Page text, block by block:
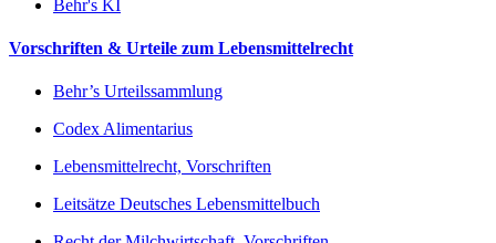
Behr's KI
Vorschriften & Urteile zum Lebensmittelrecht
Behr’s Urteilssammlung
Codex Alimentarius
Lebensmittelrecht, Vorschriften
Leitsätze Deutsches Lebensmittelbuch